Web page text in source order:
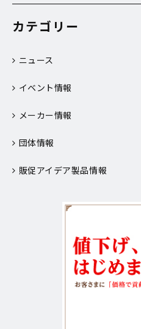
カテゴリー
ニュース
イベント情報
メーカー情報
団体情報
販促アイデア製品情報